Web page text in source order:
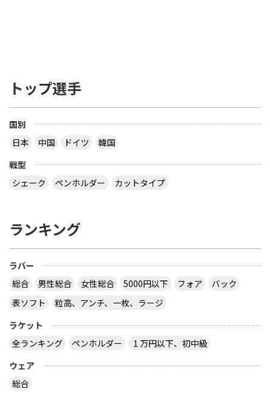
トップ選手
国別
日本
中国 ドイツ
韓国
戦型
シェーク
ペンホルダー カットタイプ
ランキング
ラバー
総合
男性総合 女性総合 5000円以下 フォア
バック
表ソフト
粒高、アンチ、一枚、ラージ
ラケット
全ランキング
ペンホルダー
１万円以下、初中級
ウェア
総合